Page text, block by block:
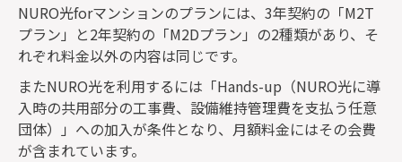
NURO光forマンションのプランには、3年契約の「M2T
プラン」と2年契約の「M2Dプラン」の2種類があり、そ
れぞれ料金以外の内容は同じです。
またNURO光を利用するには「Hands-up（NURO光に導
入時の共用部分の工事費、設備維持管理費を支払う任意
団体）」への加入が条件となり、月額料金にはその会費
が含まれています。